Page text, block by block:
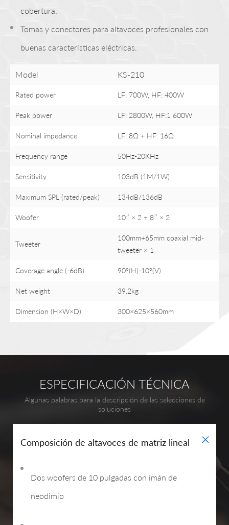
cobertura.
Tomas y conectores para altavoces profesionales con
buenas características eléctricas.
Model KS-210
Rated power LF: 700W, HF: 400W
Peak power LF: 2800W, HF:1 600W
Nominal impedance LF: 8Ω + HF: 16Ω
Frequency range 50Hz-20KHz
Sensitivity 103dB (1M/1W)
Maximum SPL (rated/peak) 134dB/136dB
Woofer 10″ × 2 + 8″ × 2
Tweeter
100mm+65mm coaxial mid-
tweeter × 1
Coverage angle (-6dB) 90°(H)-10°(V)
Net weight 39.2kg
Dimension (H×W×D) 300×625×560mm
ESPECIFICACIÓN TÉCNICA
Algunas palabras para la descripción de las selecciones de
soluciones
Composición de altavoces de matriz lineal +
Dos woofers de 10 pulgadas con imán de
neodimio